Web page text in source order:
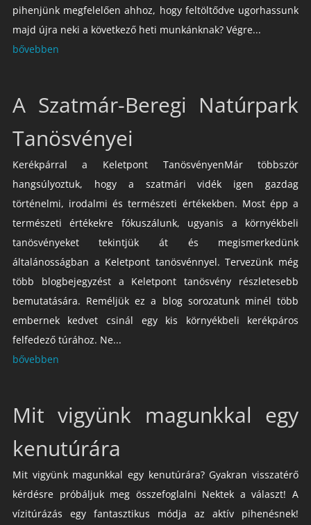
pihenjünk megfelelően ahhoz, hogy feltöltődve ugorhassunk
majd újra neki a következő heti munkánknak? Végre...
bővebben
A Szatmár-Beregi Natúrpark
Tanösvényei
Kerékpárral a Keletpont TanösvényenMár többször
hangsúlyoztuk, hogy a szatmári vidék igen gazdag
történelmi, irodalmi és természeti értékekben. Most épp a
természeti értékekre fókuszálunk, ugyanis a környékbeli
tanösvényeket tekintjük át és megismerkedünk
általánosságban a Keletpont tanösvénnyel. Tervezünk még
több blogbejegyzést a Keletpont tanösvény részletesebb
bemutatására. Reméljük ez a blog sorozatunk minél több
embernek kedvet csinál egy kis környékbeli kerékpáros
felfedező túrához. Ne...
bővebben
Mit vigyünk magunkkal egy
kenutúrára
Mit vigyünk magunkkal egy kenutúrára? Gyakran visszatérő
kérdésre próbáljuk meg összefoglalni Nektek a választ! A
vízitúrázás egy fantasztikus módja az aktív pihenésnek!